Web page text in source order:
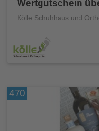
Wertgutschein
Kölle Schuhhaus und
470